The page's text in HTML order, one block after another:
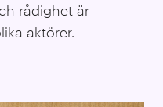
rådighet är
aktörer.